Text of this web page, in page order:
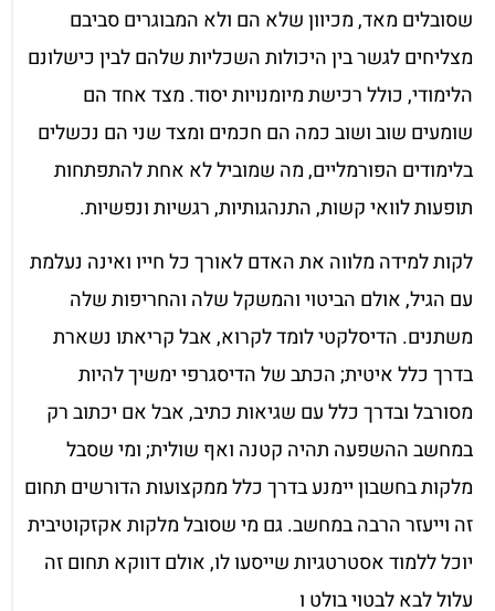
שסובלים מאד, מכיוון שלא הם ולא המבוגרים סביבם
מצליחים לגשר בין היכולות השכליות שלהם לבין כישלונם
הלימודי, כולל רכישת מיומנויות יסוד. מצד אחד הם
שומעים שוב ושוב כמה הם חכמים ומצד שני הם נכשלים
בלימודים הפורמליים, מה שמוביל לא אחת להתפתחות
תופעות לוואי קשות, התנהגותיות, רגשיות ונפשיות.
לקות למידה מלווה את האדם לאורך כל חייו ואינה נעלמת
עם הגיל, אולם הביטוי והמשקל שלה והחריפות שלה
משתנים. הדיסלקטי לומד לקרוא, אבל קריאתו נשארת
בדרך כלל איטית; הכתב של הדיסגרפי ימשיך להיות
מסורבל ובדרך כלל עם שגיאות כתיב, אבל אם יכתוב רק
במחשב ההשפעה תהיה קטנה ואף שולית; ומי שסבל
מלקות בחשבון יימנע בדרך כלל ממקצועות הדורשים תחום
זה וייעזר הרבה במחשב. גם מי שסובל מלקות אקזקוטיבית
יוכל ללמוד אסטרטגיות שייסעו לו, אולם דווקא תחום זה
עלול לבא לבטוי בולט ו